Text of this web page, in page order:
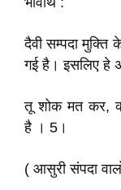
दैवी सम्पदा
गई है। इसलिए हे
तू शोक मत कर,
है । 5।
( आसुरी संपदा